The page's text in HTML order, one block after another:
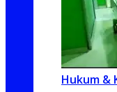
Hukum &